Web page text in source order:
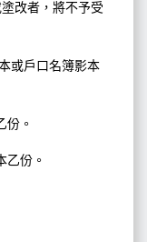
改者，將不予受
戶口名簿影本
。
份。